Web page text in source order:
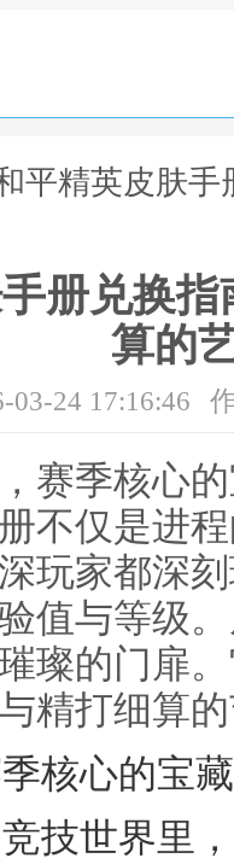
平精英皮肤
册兑换
算的
03-24 17:16:46
赛季核心
不仅是进
玩家都深
值与等级
璨的门扉
精打细算
核心的宝
技世界里